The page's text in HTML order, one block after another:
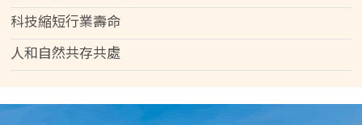
科技縮短行業壽命
人和自然共存共處